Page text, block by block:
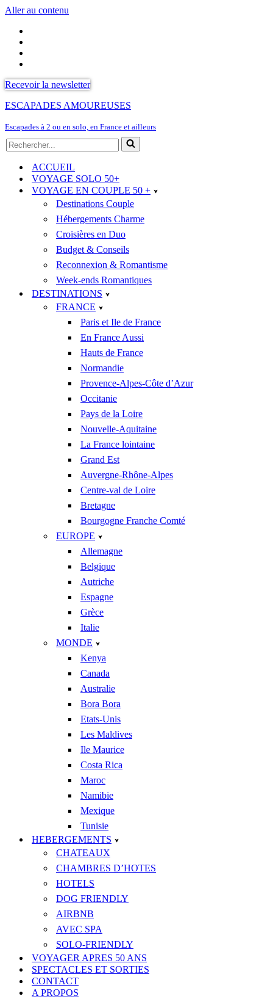
Aller au contenu
Recevoir la newsletter
ESCAPADES AMOUREUSES
Escapades à 2 ou en solo, en France et ailleurs
Rechercher...
ACCUEIL
VOYAGE SOLO 50+
VOYAGE EN COUPLE 50 +
Destinations Couple
Hébergements Charme
Croisières en Duo
Budget & Conseils
Reconnexion & Romantisme
Week-ends Romantiques
DESTINATIONS
FRANCE
Paris et Ile de France
En France Aussi
Hauts de France
Normandie
Provence-Alpes-Côte d’Azur
Occitanie
Pays de la Loire
Nouvelle-Aquitaine
La France lointaine
Grand Est
Auvergne-Rhône-Alpes
Centre-val de Loire
Bretagne
Bourgogne Franche Comté
EUROPE
Allemagne
Belgique
Autriche
Espagne
Grèce
Italie
MONDE
Kenya
Canada
Australie
Bora Bora
Etats-Unis
Les Maldives
Ile Maurice
Costa Rica
Maroc
Namibie
Mexique
Tunisie
HEBERGEMENTS
CHATEAUX
CHAMBRES D’HOTES
HOTELS
DOG FRIENDLY
AIRBNB
AVEC SPA
SOLO-FRIENDLY
VOYAGER APRES 50 ANS
SPECTACLES ET SORTIES
CONTACT
A PROPOS